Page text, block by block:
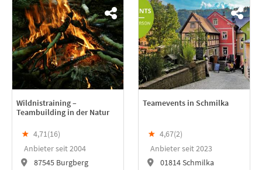
Wildnistraining –
Teambuilding in der Natur
★ 4,71(16)
Anbieter seit 2004
87545 Burgberg
Teamevents in Schmilka
★ 4,67(2)
Anbieter seit 2023
01814 Schmilka